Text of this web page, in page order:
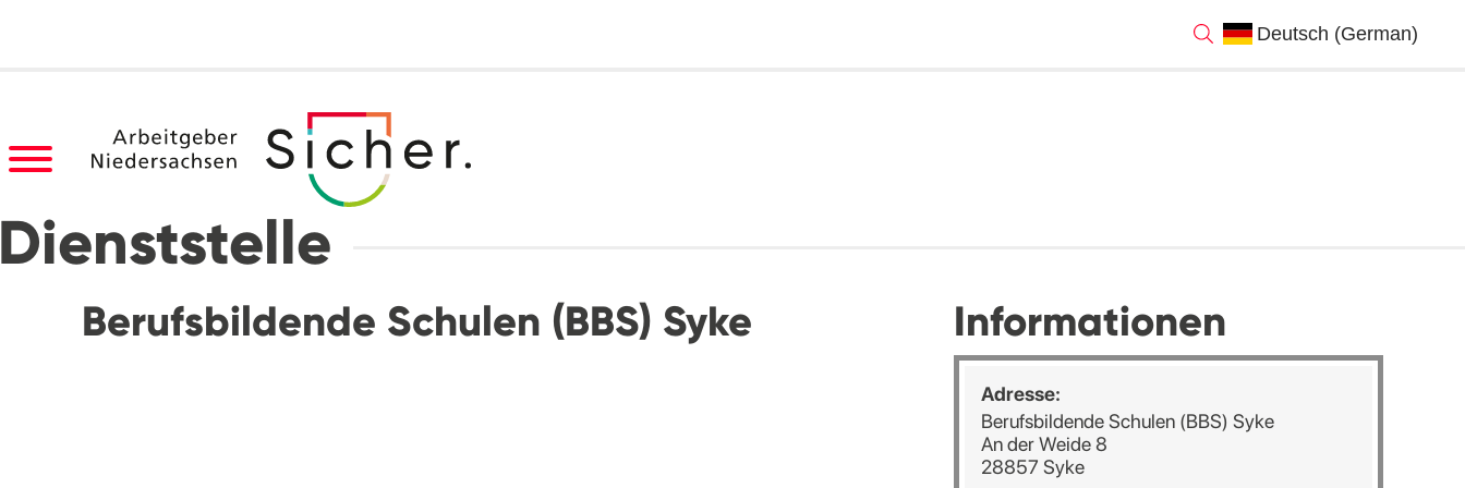
Berufsbildende Schulen (BBS) Syke Informationen
Adresse:
Berufsbildende Schulen (BBS) Syke
An der Weide 8
28857 Syke